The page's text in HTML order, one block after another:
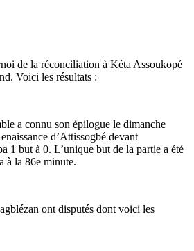
de la réconciliation à Kéta Assoukopé
Voici les résultats :
a connu son épilogue le dimanche
d’Attissogbé devant
1 but à 0. L’unique but de la partie a été
à la 86e minute.
ont disputés dont voici les